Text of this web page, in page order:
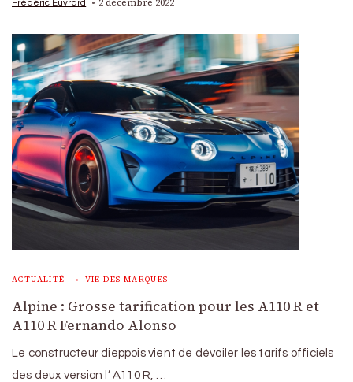
Frédéric Euvrard
ACTUALITÉ VIE DES MARQUES
Alpine : Grosse tarification pour les A110 R et
A110 R Fernando Alonso
Le constructeur dieppois vient de dévoiler les tarifs officiels
des deux version l’ A110 R, …